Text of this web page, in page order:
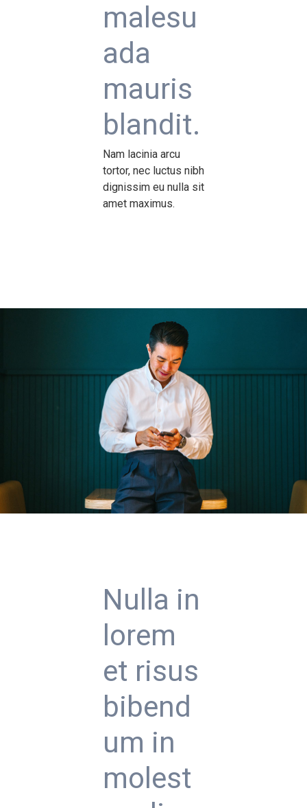
malesu
ada
mauris
blandit.
Nam lacinia arcu
tortor, nec luctus nibh
dignissim eu nulla sit
amet maximus.
Nulla in
lorem
et risus
bibend
um in
molest